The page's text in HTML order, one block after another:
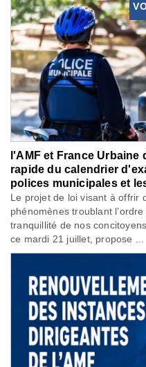
l'AMF et France
rapide du calendrier
polices municipales et
Le projet de loi visant à offrir
phénomènes troublant
tranquillité de nos
ce mardi 21 juillet, propose ...